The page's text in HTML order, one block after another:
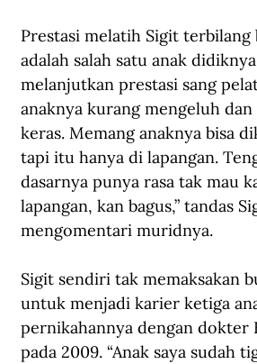
Prestasi melatih Sigit terbilang
adalah salah satu anak
melanjutkan prestasi sang
anaknya kurang mengeluh
keras. Memang anaknya bisa
tapi itu hanya di lapangan.
dasarnya punya rasa tak mau
lapangan, kan bagus,” tandas
mengomentari muridnya.
Sigit sendiri tak memaksakan
untuk menjadi karier ketiga
pernikahannya dengan dokter
pada 2009. “Anak saya sudah